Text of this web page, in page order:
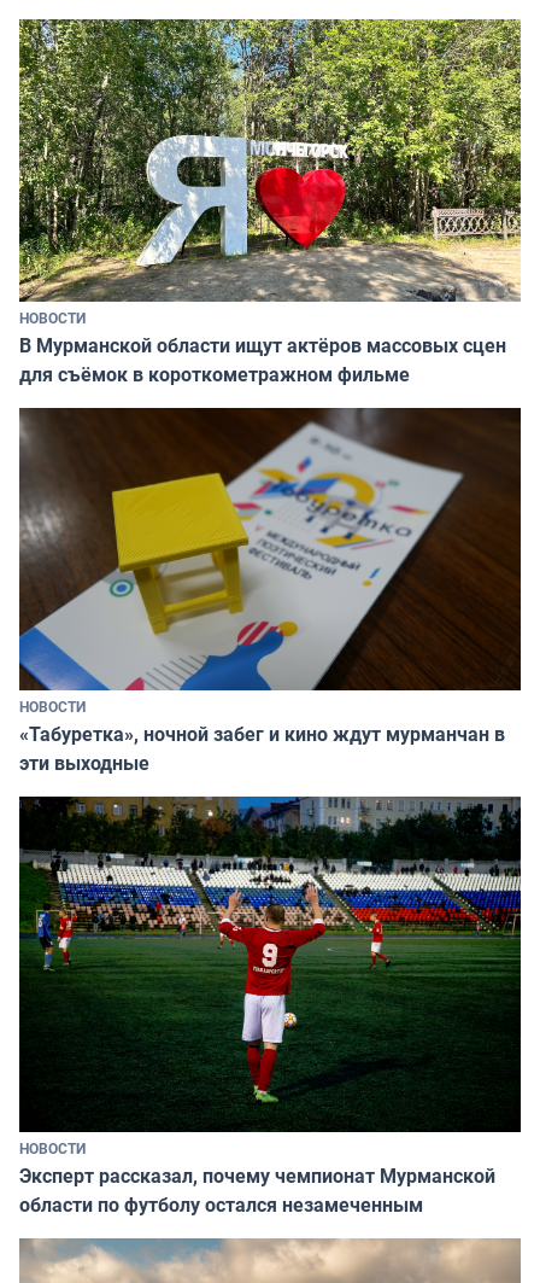
НОВОСТИ
В Мурманской области ищут актёров массовых сцен
для съёмок в короткометражном фильме
НОВОСТИ
«Табуретка», ночной забег и кино ждут мурманчан в
эти выходные
НОВОСТИ
Эксперт рассказал, почему чемпионат Мурманской
области по футболу остался незамеченным